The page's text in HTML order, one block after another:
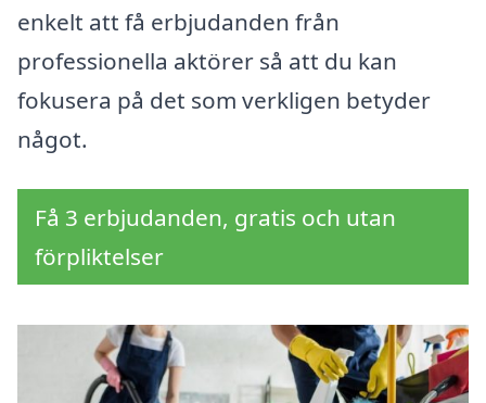
enkelt att få erbjudanden från
professionella aktörer så att du kan
fokusera på det som verkligen betyder
något.
Få 3 erbjudanden, gratis och utan
förpliktelser